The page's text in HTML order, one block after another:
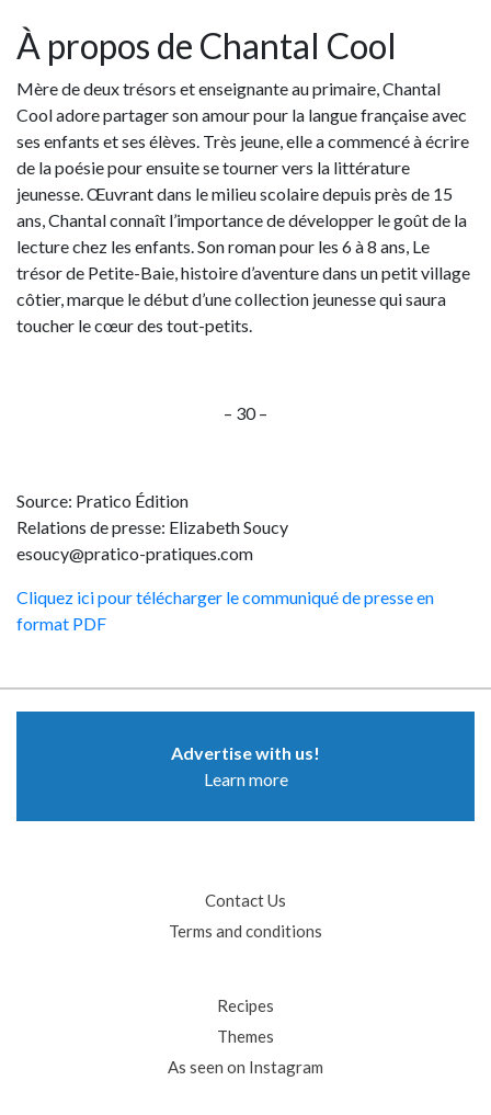
À propos de Chantal Cool
Mère de deux trésors et enseignante au primaire, Chantal
Cool adore partager son amour pour la langue française avec
ses enfants et ses élèves. Très jeune, elle a commencé à écrire
de la poésie pour ensuite se tourner vers la littérature
jeunesse. Œuvrant dans le milieu scolaire depuis près de 15
ans, Chantal connaît l’importance de développer le goût de la
lecture chez les enfants. Son roman pour les 6 à 8 ans, Le
trésor de Petite-Baie, histoire d’aventure dans un petit village
côtier, marque le début d’une collection jeunesse qui saura
toucher le cœur des tout-petits.
– 30 –
Source: Pratico Édition
Relations de presse: Elizabeth Soucy
esoucy@pratico-pratiques.com
Cliquez ici pour télécharger le communiqué de presse en
format PDF
Advertise with us!
Learn more
Contact Us
Terms and conditions
Recipes
Themes
As seen on Instagram